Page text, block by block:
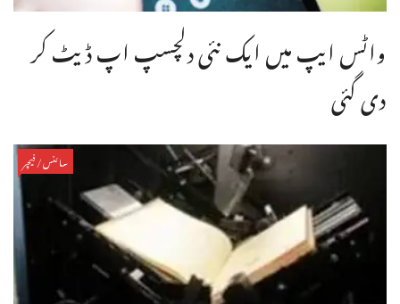
واٹس ایپ میں ایک نئی دلچسپ اپ ڈیٹ کر
دی گئی
سائنس/فیچر